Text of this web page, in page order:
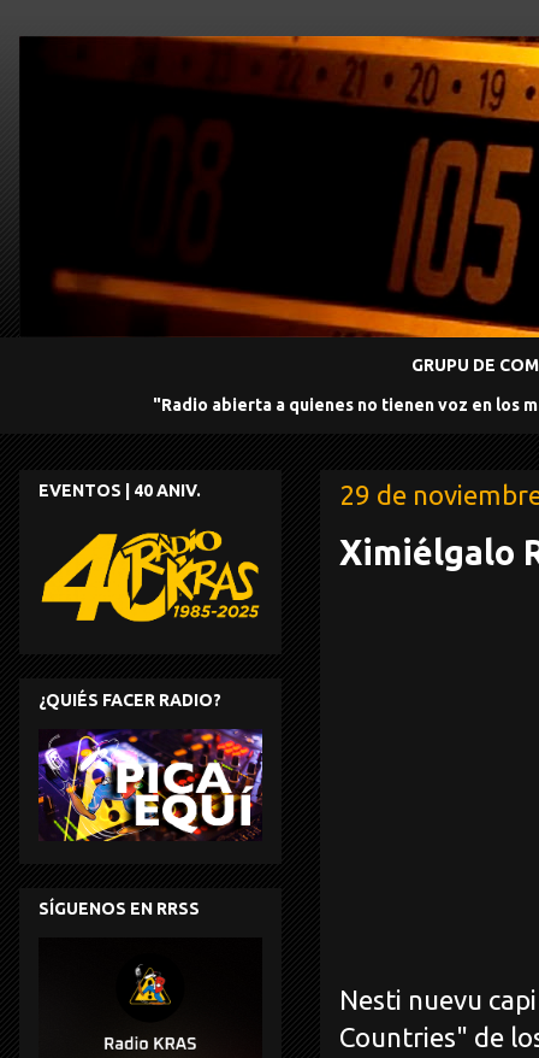
GRUPU DE
"Radio abierta a quienes no tienen voz en los
29 de
Ximiélgalo
Nesti nuevu
Countries" de
EVENTOS | 40 ANIV.
¿QUIÉS FACER RADIO?
SÍGUENOS EN RRSS